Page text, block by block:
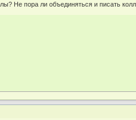
Не пора ли объединяться и писать